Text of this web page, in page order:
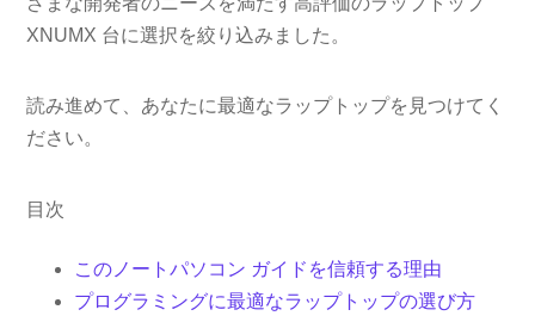
XNUMX 台に選択を絞り込みました。
読み進めて、あなたに最適なラップトップを見つけてく
ださい。
目次
このノートパソコン ガイドを信頼する理由
プログラミングに最適なラップトップの選び方